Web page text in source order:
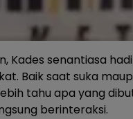
Kades senantiasa
Baik saat suka
tahu apa yang
berinteraksi.